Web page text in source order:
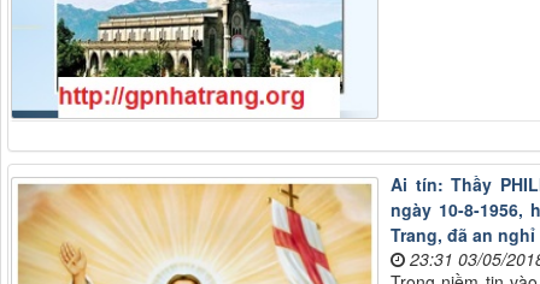
Ai tín: Thầy
ngày 10-8-1956,
Trang, đã an
23:31 03/05/